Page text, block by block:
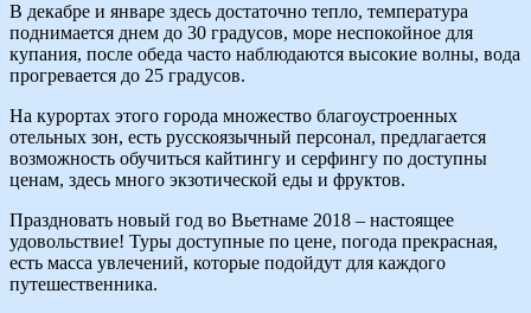
В декабре и январе здесь достаточно тепло, температура
поднимается днем до 30 градусов, море неспокойное для
купания, после обеда часто наблюдаются высокие волны, вода
прогревается до 25 градусов.
На курортах этого города множество благоустроенных
отельных зон, есть русскоязычный персонал, предлагается
возможность обучиться кайтингу и серфингу по доступны
ценам, здесь много экзотической еды и фруктов.
Праздновать новый год во Вьетнаме 2018 – настоящее
удовольствие! Туры доступные по цене, погода прекрасная,
есть масса увлечений, которые подойдут для каждого
путешественника.